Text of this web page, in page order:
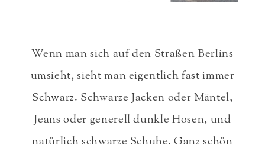
Wenn man sich auf den Straßen Berlins
umsieht, sieht man eigentlich fast immer
Schwarz. Schwarze Jacken oder Mäntel,
Jeans oder generell dunkle Hosen, und
natürlich schwarze Schuhe. Ganz schön